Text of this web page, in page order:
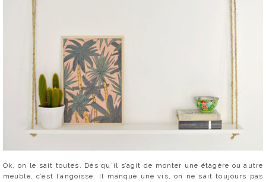
Ok, on le sait toutes. Dès qu’il s’agit de monter une étagère ou autre
meuble, c’est l’angoisse. Il manque une vis, on ne sait toujours pas